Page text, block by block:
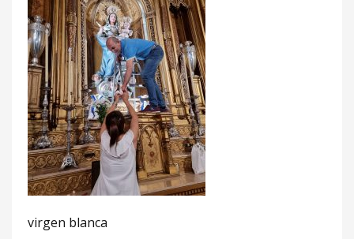
virgen blanca